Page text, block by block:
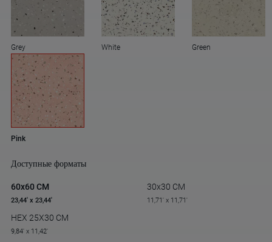
Grey White Green
Pink
Доступные форматы
60x60 CM
23,44' x 23,44'
30x30 CM
11,71' x 11,71'
HEX 25X30 CM
9,84' x 11,42'